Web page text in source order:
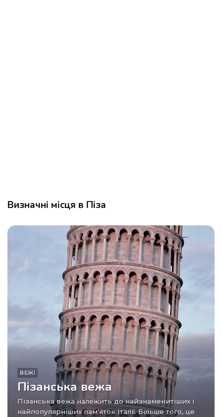
Визначні місця в Піза
ВЕЖІ
Пізанська вежа
Пізанська вежа належить до найзнаменитіших і
найпопулярніших пам'яток Італії. Більше того, це